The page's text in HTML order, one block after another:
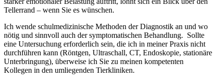
Tellerrand – wenn Sie es wünschen.
Ich wende schulmedizinische Methoden der Diagnostik an und wo
nötig und sinnvoll auch der symptomatischen Behandlung. Sollte
eine Untersuchung erforderlich sein, die ich in meiner Praxis nicht
durchführen kann (Röntgen, Ultraschall, CT, Endoskopie, stationäre
Unterbringung), überweise ich Sie zu meinen kompetenten
Kollegen in den umliegenden Tierkliniken.